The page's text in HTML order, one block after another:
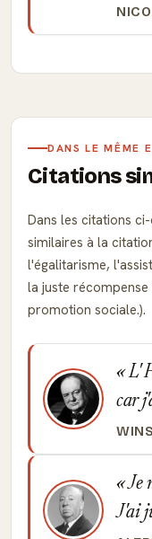
DANS LE MÊME
Citations
Dans les citations
similaires à la
l'égalitarisme,
la juste
promotion sociale.).
L'
car
Je
J'ai